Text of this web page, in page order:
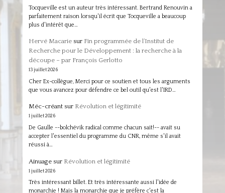
Tocqueville est un auteur très intéressant. Bertrand Renouvin a
parfaitement raison lorsqu'il écrit que Tocqueville a beaucoup
plus d'intérêt que…
Hervé Macariesur Fin programmée de l’Institut de
Recherche pour le Développement : la recherche à la
découpe – par François Gerlotto
13 juillet 2026
Cher Ex-collègue, Merci pour ce soutien et tous les arguments
que vous avancez pour défendre ce bel outil qu'est l'IRD…
Méc-créantsur Révolution et légitimité
1 juillet 2026
De Gaulle --bolchévik radical comme chacun sait!-- avait su
accepter l'essentiel du programme du CNR, même s'il avait
réussi à…
Ainuagesur Révolution et légitimité
1 juillet 2026
Très intéressant billet. Et très intéressante aussi l'idée de
monarchie ! Mais la monarchie que je préfère c'est la